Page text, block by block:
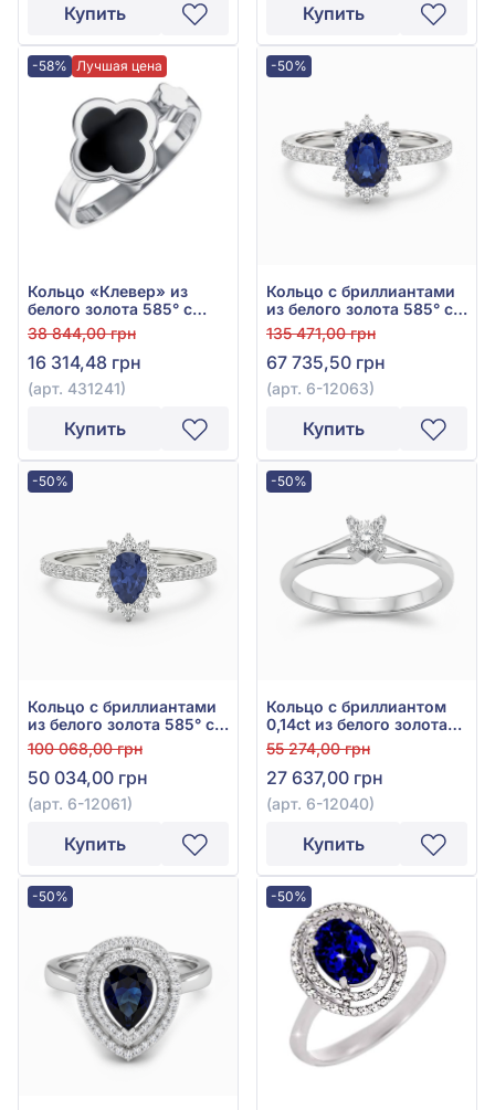
Купить Купить
-58% Лучшая цена
Кольцо «Клевер» из
белого золота 585° с
чёрной эмалью, арт.
431241
38 844,00 грн
16 314,48 грн
(арт. 431241)
Купить
-50%
Кольцо с бриллиантами
из белого золота 585° с
синим сапфиром 1,69ct и
бриллиантом 0,27ct, арт.
6-12063
135 471,00 грн
67 735,50 грн
(арт. 6-12063)
Купить
-50%
Кольцо с бриллиантами
из белого золота 585° с
синим сапфиром 0,53ct
и бриллиантом 0,28ct,
арт. 6-12061
100 068,00 грн
50 034,00 грн
(арт. 6-12061)
Купить
-50%
Кольцо с бриллиантом
0,14ct из белого золота
585°, арт. 6-12040
55 274,00 грн
27 637,00 грн
(арт. 6-12040)
Купить
-50% -50%